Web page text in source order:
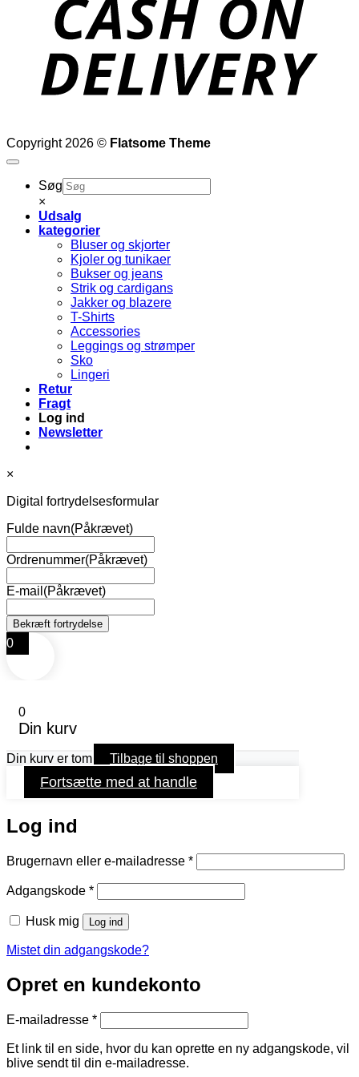
Copyright 2026 © Flatsome Theme
Søg
×
Udsalg
kategorier
Bluser og skjorter
Kjoler og tunikaer
Bukser og jeans
Strik og cardigans
Jakker og blazere
T-Shirts
Accessories
Leggings og strømper
Sko
Lingeri
Retur
Fragt
Log ind
Newsletter
×
Digital fortrydelsesformular
Fulde navn(Påkrævet)
Ordrenummer(Påkrævet)
E-mail (Påkrævet)
0
0
Din kurv
Din kurv er tom Tilbage til shoppen
Fortsætte med at handle
Log ind
Brugernavn eller e-mailadresse *Påkrævet
Adgangskode *Påkrævet
Husk mig Log ind
Mistet din adgangskode?
Opret en kundekonto
E-mailadresse *Påkrævet
Et link til en side, hvor du kan oprette en ny adgangskode, vil
blive sendt til din e-mailadresse.